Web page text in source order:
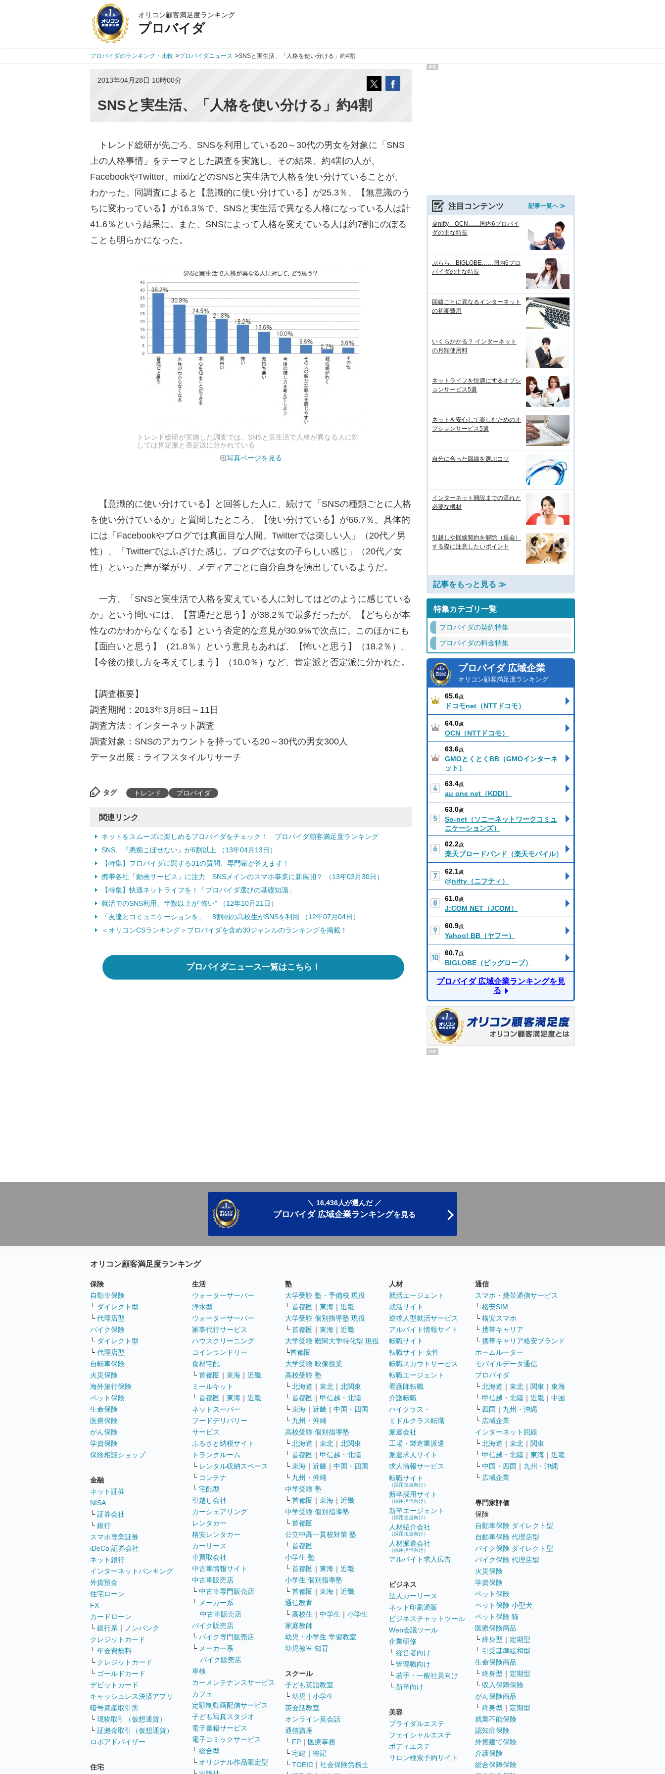
オリコン顧客満足度ランキング
プロバイダ
プロバイダのランキング・比較 >プロバイダニュース >SNSと実生活、「人格を使い分ける」約4割
2013年04月28日 10時00分
SNSと実生活、「人格を使い分ける」約4割
トレンド総研が先ごろ、SNSを利用している20～30代の男女を対象に「SNS
上の人格事情」をテーマとした調査を実施し、その結果、約4割の人が、
FacebookやTwitter、mixiなどのSNSと実生活で人格を使い分けていることが、
わかった。同調査によると【意識的に使い分けている】が25.3％、【無意識のう
ちに変わっている】が16.3％で、SNSと実生活で異なる人格になっている人は計
41.6％という結果に。また、SNSによって人格を変えている人は約7割にのぼる
ことも明らかになった。
トレンド総研が実施した調査では、SNSと実生活で人格が異なる人に対
しては肯定派と否定派に分かれている
写真ページを見る
【意識的に使い分けている】と回答した人に、続けて「SNSの種類ごとに人格
を使い分けているか」と質問したところ、【使い分けている】が66.7％。具体的
には「Facebookやブログでは真面目な人間。Twitterでは楽しい人」（20代／男
性）、「Twitterではふざけた感じ。ブログでは女の子らしい感じ」（20代／女
性）といった声が挙がり、メディアごとに自分自身を演出しているようだ。
一方、「SNSと実生活で人格を変えている人に対してはどのように感じている
か」という問いには、【普通だと思う】が38.2％で最多だったが、【どちらが本
性なのかわからなくなる】という否定的な意見が30.9%で次点に。このほかにも
【面白いと思う】（21.8％）という意見もあれば、【怖いと思う】（18.2％）、
【今後の接し方を考えてしまう】（10.0％）など、肯定派と否定派に分かれた。
【調査概要】
調査期間：2013年3月8日～11日
調査方法：インターネット調査
調査対象：SNSのアカウントを持っている20～30代の男女300人
データ出展：ライフスタイルリサーチ
タグ トレンド プロバイダ
関連リンク
ネットをスムーズに楽しめるプロバイダをチェック！ プロバイダ顧客満足度ランキング
SNS、『愚痴こぼせない』が6割以上 （13年04月13日）
【特集】プロバイダに関する31の質問、専門家が答えます！
携帯各社「動画サービス」に注力 SNSメインのスマホ事業に新展開？ （13年03月30日）
【特集】快適ネットライフを！「プロバイダ選びの基礎知識」
就活でのSNS利用、半数以上が“怖い” （12年10月21日）
「友達とコミュニケーションを」 8割弱の高校生がSNSを利用 （12年07月04日）
＜オリコンCSランキング＞プロバイダを含め30ジャンルのランキングを掲載！
プロバイダニュース一覧はこちら！
PR
注目コンテンツ 記事一覧へ ≫
＠nifty、OCN……国内6プロバイ
ダの主な特長
ぷらら、BIGLOBE……国内6プロ
バイダの主な特長
回線ごとに異なるインターネット
の初期費用
いくらかかる？ インターネット
の月額使用料
ネットライフを快適にするオプシ
ョンサービス5選
ネットを安心して楽しむためのオ
プションサービス5選
自分に合った回線を選ぶコツ
インターネット開設までの流れと
必要な機材
引越しや回線契約を解除（退会）
する際に注意したいポイント
記事をもっと見る ≫
特集カテゴリ一覧
プロバイダの契約特集
プロバイダの料金特集
プロバイダ 広域企業
オリコン顧客満足度ランキング
65.6点
ドコモnet（NTTドコモ）
64.0点
OCN（NTTドコモ）
63.6点
GMOとくとくBB（GMOインターネ
ット）
63.4点
au one net（KDDI）
63.0点
So-net（ソニーネットワークコミュ
ニケーションズ）
62.2点
楽天ブロードバンド（楽天モバイル）
62.1点
@nifty（ニフティ）
61.0点
J:COM NET（JCOM）
60.9点
Yahoo! BB（ヤフー）
60.7点
BIGLOBE（ビッグローブ）
プロバイダ 広域企業ランキングを見
る
PR
＼ 16,436人が選んだ ／
プロバイダ 広域企業ランキングを見る
オリコン顧客満足度ランキング
保険
自動車保険
└ ダイレクト型
└ 代理店型
バイク保険
└ ダイレクト型
└ 代理店型
自転車保険
火災保険
海外旅行保険
ペット保険
生命保険
医療保険
がん保険
学資保険
保険相談ショップ
金融
ネット証券
NISA
└ 証券会社
└ 銀行
スマホ専業証券
iDeCo 証券会社
ネット銀行
インターネットバンキング
外貨預金
住宅ローン
FX
カードローン
└ 銀行系 ｜
ノンバンク
クレジットカード
└ 年会費無料
└ クレジットカード
└ ゴールドカード
デビットカード
キャッシュレス決済アプリ
暗号資産取引所
└ 現物取引（仮想通貨）
└ 証拠金取引（仮想通貨）
ロボアドバイザー
住宅
生活
ウォーターサーバー
浄水型
ウォーターサーバー
家事代行サービス
ハウスクリーニング
コインランドリー
食材宅配
└ 首都圏 ｜ 東海 ｜ 近畿
ミールキット
└ 首都圏 ｜ 東海 ｜ 近畿
ネットスーパー
フードデリバリー
サービス
ふるさと納税サイト
トランクルーム
└ レンタル収納スペース
└ コンテナ
└ 宅配型
引越し会社
カーシェアリング
レンタカー
格安レンタカー
カーリース
車買取会社
中古車情報サイト
中古車販売店
└ 中古車専門販売店
└ メーカー系
中古車販売店
バイク販売店
└ バイク専門販売店
└ メーカー系
バイク販売店
車検
カーメンテナンスサービス
カフェ
定額制動画配信サービス
子ども写真スタジオ
電子書籍サービス
電子コミックサービス
└ 総合型
└ オリジナル作品限定型
塾
大学受験 塾・予備校 現役
└ 首都圏 ｜ 東海 ｜ 近畿
大学受験 個別指導塾 現役
└ 首都圏 ｜ 東海 ｜ 近畿
大学受験 難関大学特化型 現役
└首都圏
大学受験 映像授業
高校受験 塾
└ 北海道 ｜ 東北 ｜ 北関東
└ 首都圏 ｜ 甲信越・北陸
└ 東海 ｜ 近畿 ｜ 中国・四国
└ 九州・沖縄
高校受験 個別指導塾
└ 北海道 ｜ 東北 ｜ 北関東
└ 首都圏 ｜ 甲信越・北陸
└ 東海 ｜ 近畿 ｜ 中国・四国
└ 九州・沖縄
中学受験 塾
└ 首都圏 ｜ 東海 ｜ 近畿
中学受験 個別指導塾
└ 首都圏
公立中高一貫校対策 塾
└ 首都圏
小学生 塾
└ 首都圏 ｜ 東海 ｜ 近畿
小学生 個別指導塾
└ 首都圏 ｜ 東海 ｜ 近畿
通信教育
└ 高校生 ｜ 中学生 ｜ 小学生
家庭教師
幼児・小学生 学習教室
幼児教室 知育
スクール
子ども英語教室
└ 幼児 ｜ 小学生
英会話教室
オンライン英会話
通信講座
└ FP ｜ 医療事務
└ 宅建 ｜ 簿記
└ TOEIC ｜ 社会保険労務士
人材
就活エージェント
就活サイト
逆求人型就活サービス
アルバイト情報サイト
転職サイト
転職サイト 女性
転職スカウトサービス
転職エージェント
看護師転職
介護転職
ハイクラス・
ミドルクラス転職
派遣会社
工場・製造業派遣
派遣求人サイト
求人情報サービス
転職サイト
（採用担当向け）
新卒採用サイト
（採用担当向け）
新卒エージェント
（採用担当向け）
人材紹介会社
（採用担当向け）
人材派遣会社
（採用担当向け）
アルバイト求人広告
ビジネス
法人カーリース
ネット印刷通販
ビジネスチャットツール
Web会議ツール
企業研修
└ 経営者向け
└ 管理職向け
└ 若手・一般社員向け
└ 新卒向け
美容
ブライダルエステ
フェイシャルエステ
ボディエステ
サロン検索予約サイト
通信
スマホ・携帯通信サービス
└ 格安SIM
└ 格安スマホ
└ 携帯キャリア
└ 携帯キャリア格安ブランド
ホームルーター
モバイルデータ通信
プロバイダ
└ 北海道 ｜ 東北 ｜ 関東 ｜ 東海
└ 甲信越・北陸 ｜ 近畿 ｜ 中国
└ 四国 ｜ 九州・沖縄
└ 広域企業
インターネット回線
└ 北海道 ｜ 東北 ｜ 関東
└ 甲信越・北陸 ｜ 東海 ｜ 近畿
└ 中国・四国 ｜ 九州・沖縄
└ 広域企業
専門家評価
保険
自動車保険 ダイレクト型
自動車保険 代理店型
バイク保険 ダイレクト型
バイク保険 代理店型
火災保険
学資保険
ペット保険
ペット保険 小型犬
ペット保険 猫
医療保険商品
└ 終身型 ｜ 定期型
└ 引受基準緩和型
生命保険商品
└ 終身型 ｜ 定期型
└ 収入保障保険
がん保険商品
└ 終身型 ｜ 定期型
就業不能保険
認知症保険
外貨建て保険
介護保険
総合保障保険